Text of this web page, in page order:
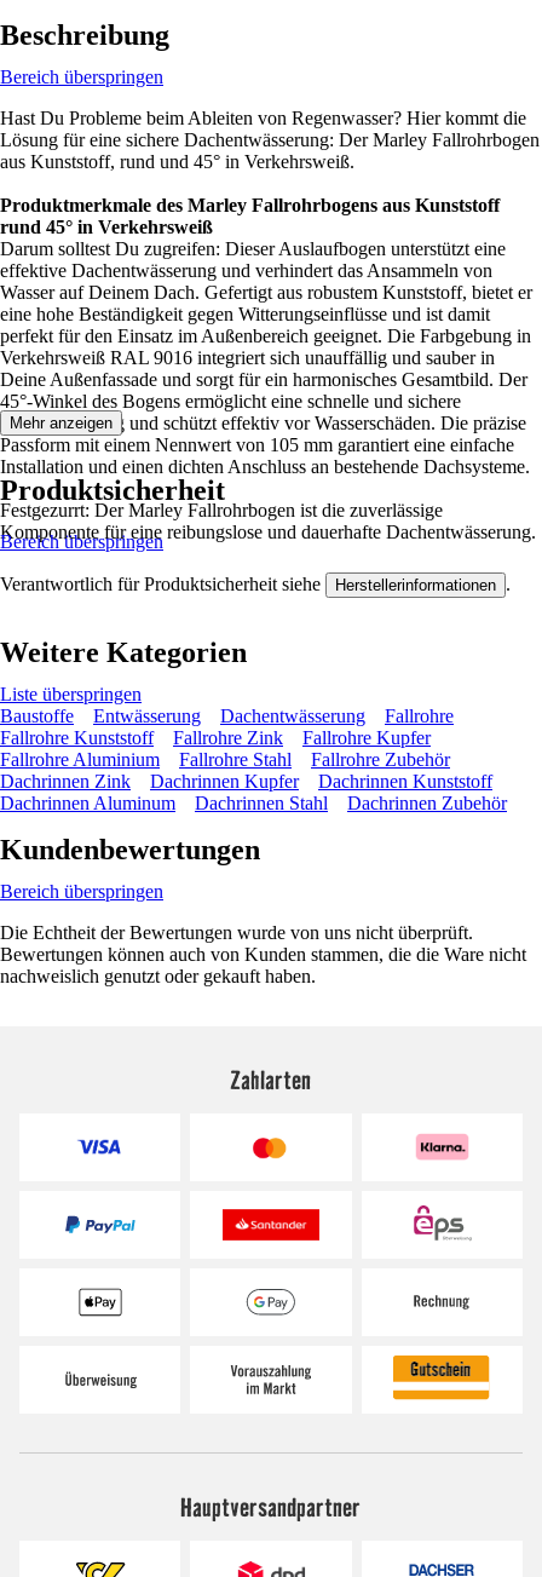
Beschreibung
Bereich überspringen
Hast Du Probleme beim Ableiten von Regenwasser? Hier kommt die
Lösung für eine sichere Dachentwässerung: Der Marley Fallrohrbogen
aus Kunststoff, rund und 45° in Verkehrsweiß.
Produktmerkmale des Marley Fallrohrbogens aus Kunststoff
rund 45° in Verkehrsweiß
Darum solltest Du zugreifen: Dieser Auslaufbogen unterstützt eine
effektive Dachentwässerung und verhindert das Ansammeln von
Wasser auf Deinem Dach. Gefertigt aus robustem Kunststoff, bietet er
eine hohe Beständigkeit gegen Witterungseinflüsse und ist damit
perfekt für den Einsatz im Außenbereich geeignet. Die Farbgebung in
Verkehrsweiß RAL 9016 integriert sich unauffällig und sauber in
Deine Außenfassade und sorgt für ein harmonisches Gesamtbild. Der
45°-Winkel des Bogens ermöglicht eine schnelle und sichere
Wasserableitung und schützt effektiv vor Wasserschäden. Die präzise
Passform mit einem Nennwert von 105 mm garantiert eine einfache
Installation und einen dichten Anschluss an bestehende Dachsysteme.
Festgezurrt: Der Marley Fallrohrbogen ist die zuverlässige
Komponente für eine reibungslose und dauerhafte Dachentwässerung.
Mehr anzeigen
Produktsicherheit
Bereich überspringen
Verantwortlich für Produktsicherheit siehe Herstellerinformationen .
Weitere Kategorien
Liste überspringen
Baustoffe
Entwässerung Dachentwässerung
Fallrohre
Fallrohre Kunststoff
Fallrohre Zink
Fallrohre Kupfer
Fallrohre Aluminium
Fallrohre Stahl
Fallrohre Zubehör
Dachrinnen Zink
Dachrinnen Kupfer
Dachrinnen Kunststoff
Dachrinnen Aluminum
Dachrinnen Stahl Dachrinnen Zubehör
Kundenbewertungen
Bereich überspringen
Die Echtheit der Bewertungen wurde von uns nicht überprüft.
Bewertungen können auch von Kunden stammen, die die Ware nicht
nachweislich genutzt oder gekauft haben.
Zahlarten
Hauptversandpartner